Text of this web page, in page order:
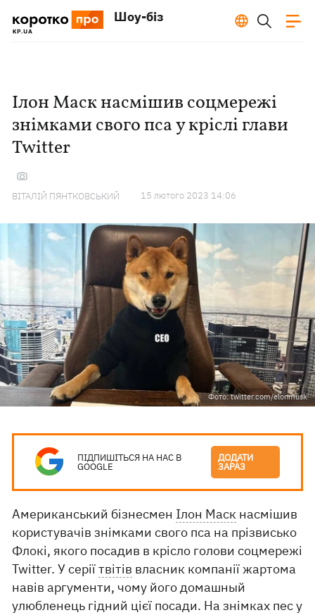
Шоу-біз
Ілон Маск насмішив соцмережі
знімками свого пса у кріслі глави
Twitter
ВІТАЛІЙ ПЯНТКОВСЬКИЙ 15 лютого 2023 14:06
Фото: twitter.com/elonmusk
ПІДПИШІТЬСЯ НА НАС В
GOOGLE
ДОДАТИ
ЗАРАЗ
Американський бізнесмен Ілон Маск насмішив
користувачів знімками свого пса на прізвисько
Флокі, якого посадив в крісло голови соцмережі
Twitter. У серіїтвітів власник компанії жартома
навів аргументи, чому його домашный
улюбленець гідний цієї посади. На знімках пес у